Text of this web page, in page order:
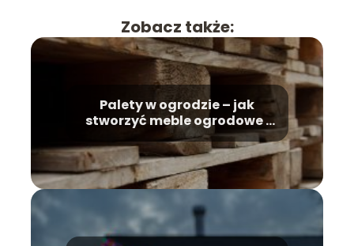
Zobacz także:
Palety w ogrodzie – jak
stworzyć meble ogrodowe i
ozdoby z palet?